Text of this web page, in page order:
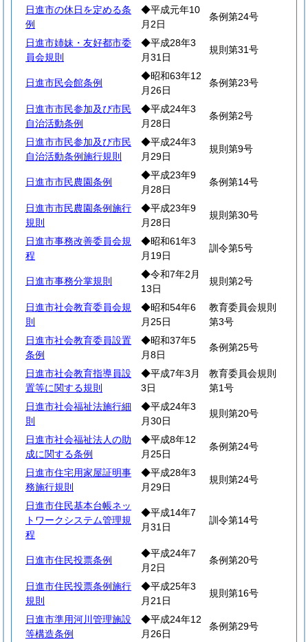
日進市の休日を定める条
例
◆平成元年10
月2日
条例第24号
日進市姉妹・友好都市委
員会規則
◆平成28年3
月31日
規則第31号
日進市民会館条例
◆昭和63年12
月26日
条例第23号
日進市市民参加及び市民
自治活動条例
◆平成24年3
月28日
条例第2号
日進市市民参加及び市民
自治活動条例施行規則
◆平成24年3
月29日
規則第9号
日進市市民農園条例
◆平成23年9
月28日
条例第14号
日進市市民農園条例施行
規則
◆平成23年9
月28日
規則第30号
日進市事務改善委員会規
程
◆昭和61年3
月19日
訓令第5号
日進市事務分掌規則
◆令和7年2月
13日
規則第2号
日進市社会教育委員会規
則
◆昭和54年6
月25日
教育委員会規則
第3号
日進市社会教育委員設置
条例
◆昭和37年5
月8日
条例第25号
日進市社会教育指導員設
置等に関する規則
◆平成7年3月
3日
教育委員会規則
第1号
日進市社会福祉法施行細
則
◆平成24年3
月30日
規則第20号
日進市社会福祉法人の助
成に関する条例
◆平成8年12
月25日
条例第24号
日進市住宅用家屋証明事
務施行規則
◆平成28年3
月29日
規則第24号
日進市住民基本台帳ネッ
トワークシステム管理規
程
◆平成14年7
月31日
訓令第14号
日進市住民投票条例
◆平成24年7
月2日
条例第20号
日進市住民投票条例施行
規則
◆平成25年3
月21日
規則第16号
日進市準用河川管理施設
等構造条例
◆平成24年12
月26日
条例第29号